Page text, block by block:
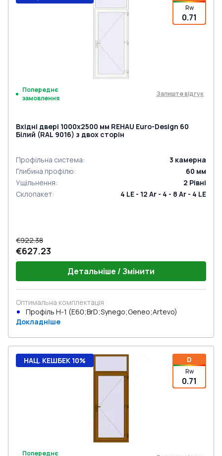
Rw
0.71
Попереднє
замовлення
Залиште відгук
Вхідні двері 1000x2500 мм REHAU Euro-Design 60
Білий (RAL 9016) з двох сторін
Профільна система: 3 камерна
Глибина профілю: 60 мм
Ущільнення: 2 Рівні
Склопакет: 4 LE - 12 Ar - 4 - 8 Ar - 4 LE
€922.38
€627.23
Детальніше / Змінити
Оптимальна комплектація
Профіль Н-1 (E60;BrD;Synego;Geneo;Artevo)
Докладніше
D
Rw
0.71
НАЦ. КЕШБЕК 10%
Попереднє